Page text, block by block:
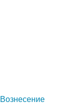
Вознесение